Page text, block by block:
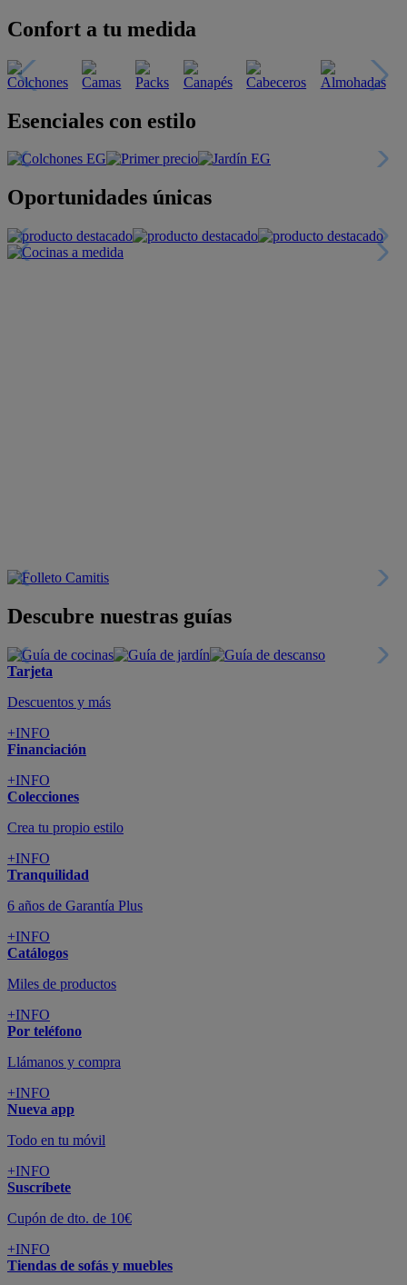
Confort a tu medida
Esenciales con estilo
Oportunidades únicas
Descubre nuestras guías
Tarjeta
Descuentos y más
+INFO
Financiación
+INFO
Colecciones
Crea tu propio estilo
+INFO
Tranquilidad
6 años de Garantía Plus
+INFO
Catálogos
Miles de productos
+INFO
Por teléfono
Llámanos y compra
+INFO
Nueva app
Todo en tu móvil
+INFO
Suscríbete
Cupón de dto. de 10€
+INFO
Tiendas de sofás y muebles